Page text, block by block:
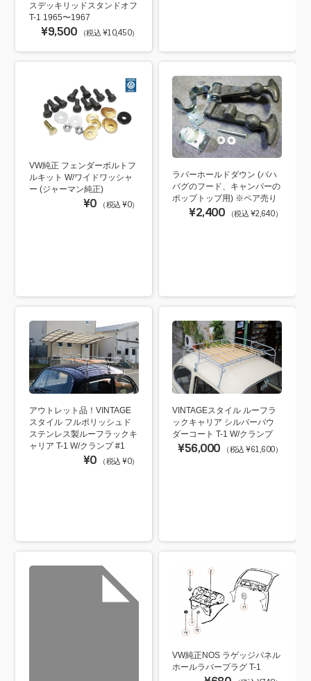
スデッキリッドスタンドオフ
T-1 1965〜1967
¥9,500 （税込 ¥10,450）
VW純正 フェンダーボルトフ
ルキット W/ワイドワッシャ
ー (ジャーマン純正)
¥0 （税込 ¥0）
ラバーホールドダウン (バハ
バグのフード、キャンパーの
ポップトップ用) ※ペア売り
¥2,400 （税込 ¥2,640）
アウトレット品！VINTAGE
スタイル フルポリッシュド
ステンレス製ルーフラックキ
ャリア T-1 W/クランプ #1
¥0 （税込 ¥0）
VINTAGEスタイル ルーフラ
ックキャリア シルバーパウ
ダーコート T-1 W/クランプ
¥56,000 （税込 ¥61,600）
VW純正NOS ラゲッジパネル
ホールラバープラグ T-1